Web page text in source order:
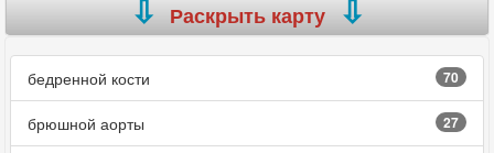
Раскрыть карту
бедренной кости 70
брюшной аорты 27